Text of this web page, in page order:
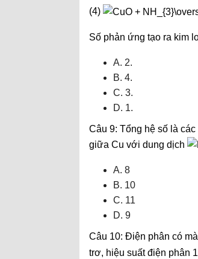
(4)
Số phản ứng tạo ra kim
A. 2.
B. 4.
C. 3.
D. 1.
Câu 9: Tổng hệ số là
giữa Cu với dung dịch
A. 8
B. 10
C. 11
D. 9
Câu 10: Điện phân có
trơ, hiệu suất điện phân